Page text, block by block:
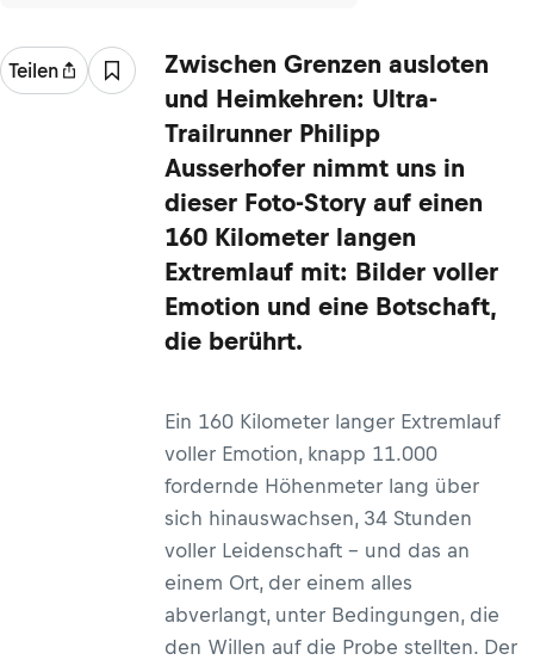
Teilen
Zwischen Grenzen ausloten
und Heimkehren: Ultra-
Trailrunner Philipp
Ausserhofer nimmt uns in
dieser Foto-Story auf einen
160 Kilometer langen
Extremlauf mit: Bilder voller
Emotion und eine Botschaft,
die berührt.
Ein 160 Kilometer langer Extremlauf
voller Emotion, knapp 11.000
fordernde Höhenmeter lang über
sich hinauswachsen, 34 Stunden
voller Leidenschaft ­­– und das an
einem Ort, der einem alles
abverlangt, unter Bedingungen, die
den Willen auf die Probe stellten. Der